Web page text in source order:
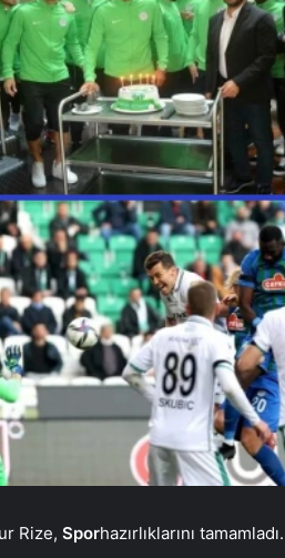
Rize, Sporhazırlıklarını tamamladı.